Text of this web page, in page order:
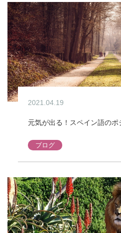
2021.04.19
元気が出る！スペイン語の
ブログ